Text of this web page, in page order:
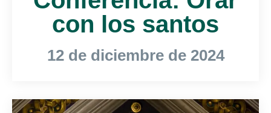
con los santos
12 de diciembre de 2024